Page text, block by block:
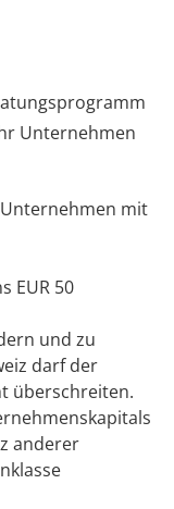
Unternehmen
mit
EUR 50
und zu
darf der
überschreiten.
anderer